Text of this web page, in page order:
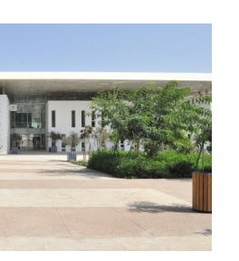
de valeur
Planet Benefit Company : 21
fondamentaux pour s’engager
vers la durabilité
Guide de décryptage du reporting
extra-financier
Rapport MR21 : “Repenser les
relations parties prenantes de
l’entreprise”
Forum MR21